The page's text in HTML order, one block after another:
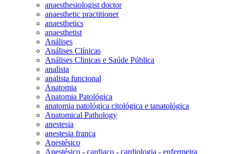
anaesthesiologist doctor
anaesthetic practitioner
anaesthetics
anaesthetist
Análises
Análises Clínicas
Análises Clinicas e Saúde Pública
analista
analista funcional
Anatomia
Anatomia Patológica
anatomia patológica citológica e tanatológica
Anatomical Pathology
anestesia
anestesia frança
Anestésico
Anestésico - cardiaco - cardiologia - enfermeira